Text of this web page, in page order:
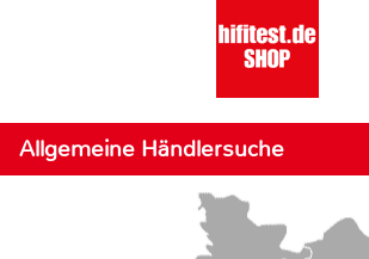
Allgemeine Händlersuche